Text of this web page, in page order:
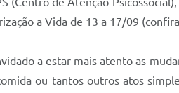
a Vida de 13 a 17/09
a estar mais atento as
ou tantos outros atos